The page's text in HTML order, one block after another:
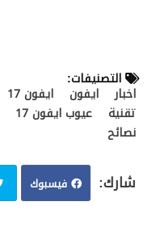
التصنيفات:
اخبار ايفون ايفون 17
تقنية
عيوب ايفون 17
نصائح
فيسبوك